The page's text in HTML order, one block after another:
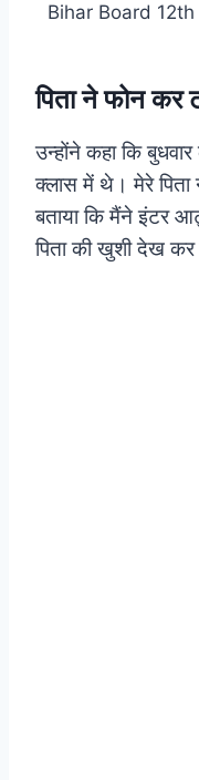
Bihar Board 12th
पिता ने फोन कर
उन्होंने कहा कि
क्लास में थे। मेरे
बताया कि मैंने इंटर
पिता की खुशी देख कर